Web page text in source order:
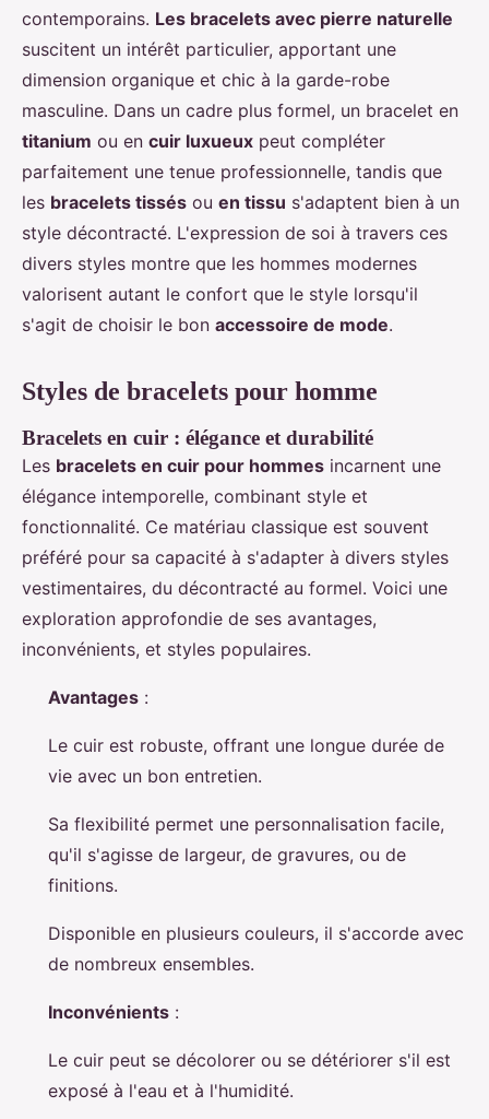
contemporains. Les bracelets avec pierre naturelle
suscitent un intérêt particulier, apportant une
dimension organique et chic à la garde-robe
masculine. Dans un cadre plus formel, un bracelet en
titanium ou en cuir luxueux peut compléter
parfaitement une tenue professionnelle, tandis que
les bracelets tissés ou en tissu s'adaptent bien à un
style décontracté. L'expression de soi à travers ces
divers styles montre que les hommes modernes
valorisent autant le confort que le style lorsqu'il
s'agit de choisir le bon accessoire de mode.
Styles de bracelets pour homme
Bracelets en cuir : élégance et durabilité
Les bracelets en cuir pour hommes incarnent une
élégance intemporelle, combinant style et
fonctionnalité. Ce matériau classique est souvent
préféré pour sa capacité à s'adapter à divers styles
vestimentaires, du décontracté au formel. Voici une
exploration approfondie de ses avantages,
inconvénients, et styles populaires.
Avantages :
Le cuir est robuste, offrant une longue durée de
vie avec un bon entretien.
Sa flexibilité permet une personnalisation facile,
qu'il s'agisse de largeur, de gravures, ou de
finitions.
Disponible en plusieurs couleurs, il s'accorde avec
de nombreux ensembles.
Inconvénients :
Le cuir peut se décolorer ou se détériorer s'il est
exposé à l'eau et à l'humidité.